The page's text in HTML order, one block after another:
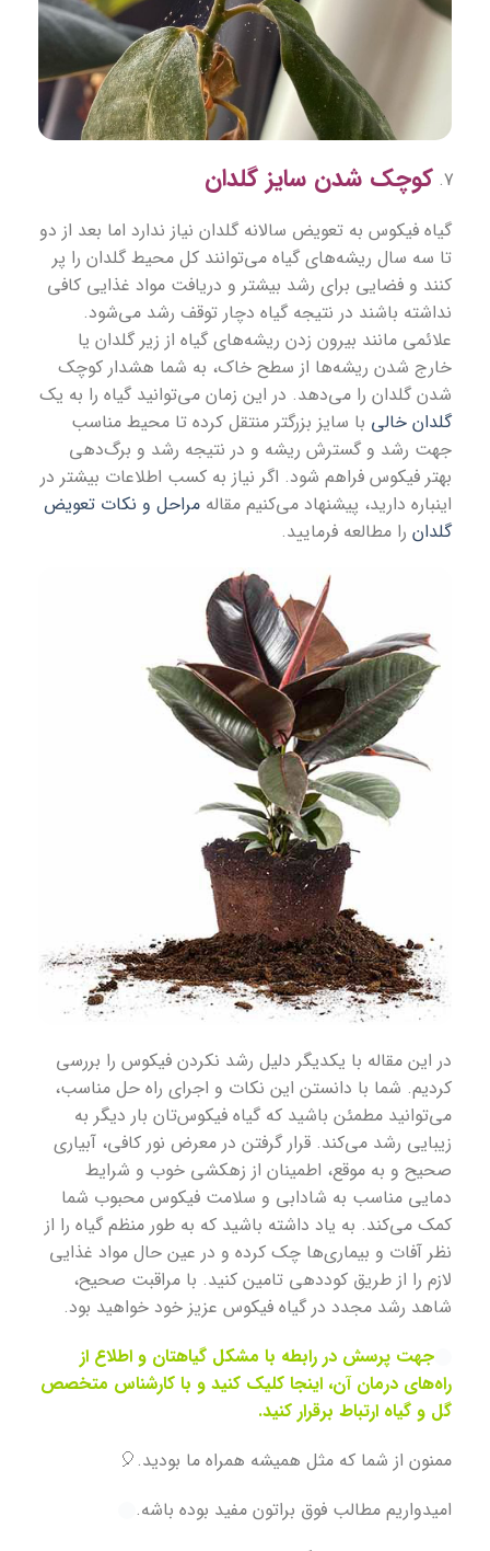
کوچک شدن سایز گلدان
گیاه فیکوس به تعویض سالانه گلدان نیاز ندارد اما بعد از دو
تا سه سال ریشه‌های گیاه می‌توانند کل محیط گلدان را پر
کنند و فضایی برای رشد بیشتر و دریافت مواد غذایی کافی
نداشته باشند در نتیجه گیاه دچار توقف رشد می‌شود.
علائمی مانند بیرون زدن ریشه‌های گیاه از زیر گلدان یا
خارج شدن ریشه‌ها از سطح خاک، به شما هشدار کوچک
شدن گلدان را می‌دهد. در این زمان می‌توانید گیاه را به یک
گلدان خالی با سایز بزرگتر منتقل کرد‌ه تا محیط مناسب
جهت رشد و گسترش ریشه و در نتیجه رشد و برگ‌دهی
بهتر فیکوس فراهم شود‌. اگر نیاز به کسب اطلاعات بیشتر در
اینباره دارید، پیشنهاد می‌کنیم مقاله مراحل و نکات تعویض
گلدان را مطالعه فرمایید.
در این مقاله با یکدیگر دلیل رشد نکردن فیکوس را بررسی
کردیم. شما با دانستن این نکات و اجرای راه حل مناسب،
می‌توانید مطمئن باشید که گیاه فیکوس‌تان بار دیگر به
زیبایی رشد می‌کند. قرار گرفتن در معرض نور کافی، آبیاری
صحیح و به موقع، اطمینان از زهکشی خوب و شرایط
دمایی مناسب به شادابی و سلامت فیکوس محبوب شما
کمک می‌کند. به یاد داشته باشید که به طور منظم گیاه را از
نظر آفات و بیماری‌ها چک کرده و در عین حال مواد غذایی
لازم را از طریق کوددهی تامین کنید. با مراقبت صحیح،
شاهد رشد مجدد در گیاه فیکوس عزیز خود خواهید بود.
جهت پرسش در رابطه با مشکل گیاهتان و اطلاع از
راه‌های درمان آن، اینجا کلیک کنید و با کارشناس متخصص
گل و گیاه ارتباط برقرار کنید.
ممنون از شما که مثل همیشه همراه ما بودید.🎈
امیدواریم مطالب فوق براتون مفید بوده‌ باشه.